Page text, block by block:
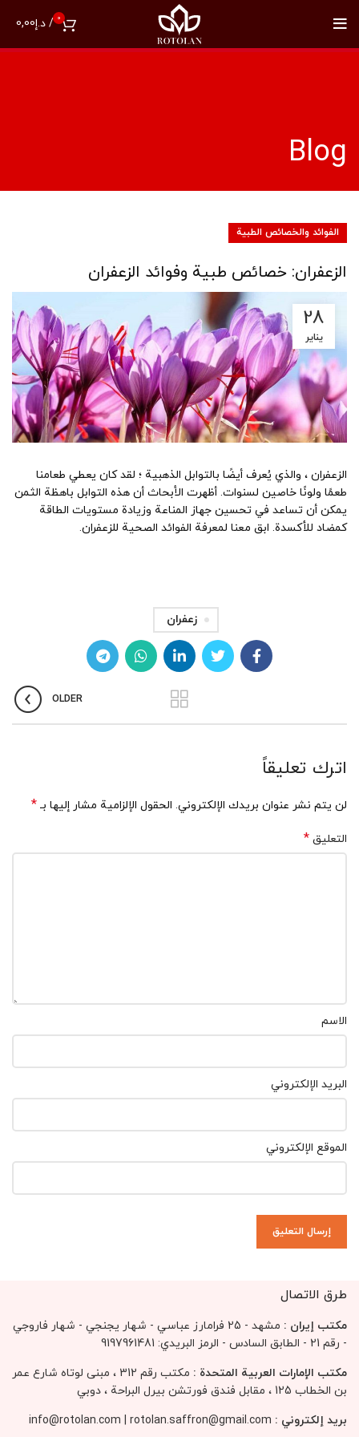
0
/ د.إ0,00
Blog
الفوائد والخصائص الطبية
الزعفران: خصائص طبية وفوائد الزعفران
28
يناير
الزعفران ، والذي يُعرف أيضًا بالتوابل الذهبية ؛ لقد كان يعطي طعامنا
طعمًا ولونًا خاصين لسنوات. أظهرت الأبحاث أن هذه التوابل باهظة الثمن
يمكن أن تساعد في تحسين جهاز المناعة وزيادة مستويات الطاقة
كمضاد للأكسدة. ابق معنا لمعرفة الفوائد الصحية للزعفران.
زعفران
OLDER
اترك تعليقاً
لن يتم نشر عنوان بريدك الإلكتروني. الحقول الإلزامية مشار إليها بـ *
التعليق *
الاسم
البريد الإلكتروني
الموقع الإلكتروني
طرق الاتصال
مكتب إيران :
مشهد - 25 فرامارز عباسي - شهار يجنجي - شهار فاروجي
- رقم 21 - الطابق السادس - الرمز البريدي: 9197961481
مكتب الإمارات العربية المتحدة :
مكتب رقم 312 ، مبنى لوتاه شارع عمر
بن الخطاب 125 ، مقابل فندق فورتشن بيرل البراحة ، دوبي
بريد إلكتروني :
info@rotolan.com | rotolan.saffron@gmail.com